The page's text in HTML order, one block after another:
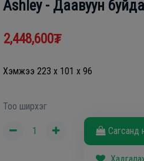
Ashley - Даавуун
2,448,600₮
Хэмжээ 223 x 101 x 96
Тоо ширхэг
Сагсанд